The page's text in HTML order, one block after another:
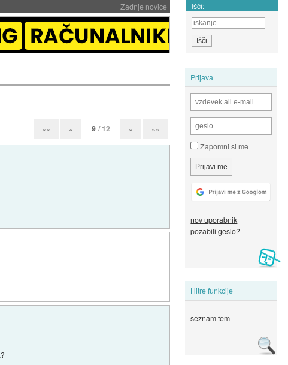
Zadnje novice Išči:
Prijava
Zapomni si me
nov uporabnik
pozabili geslo?
Hitre funkcije
seznam tem
«« « 9 / 12 » »»